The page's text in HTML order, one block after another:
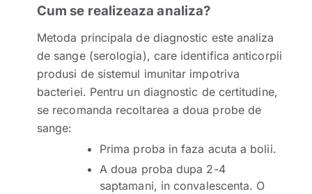
Cum se realizeaza analiza?
Metoda principala de diagnostic este analiza
de sange (serologia), care identifica anticorpii
produsi de sistemul imunitar impotriva
bacteriei. Pentru un diagnostic de certitudine,
se recomanda recoltarea a doua probe de
sange:
Prima proba in faza acuta a bolii.
A doua proba dupa 2-4
saptamani, in convalescenta. O